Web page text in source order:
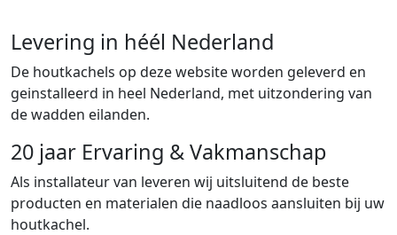
Levering in héél Nederland
De houtkachels op deze website worden geleverd en
geinstalleerd in heel Nederland, met uitzondering van
de wadden eilanden.
20 jaar Ervaring & Vakmanschap
Als installateur van leveren wij uitsluitend de beste
producten en materialen die naadloos aansluiten bij uw
houtkachel.